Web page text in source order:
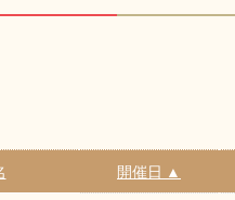
開催日 ▲